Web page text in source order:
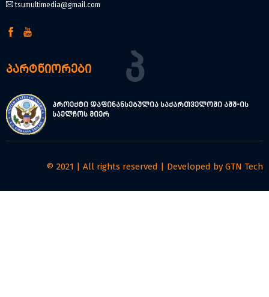
tsumultimedia@gmail.com
პარტნიორები Პ
პროექტი დაფინანსებულია საქართველოში აშშ-ის
საელჩოს მიერ
© 2021 | All rights reserved | Developed by GTN Tech